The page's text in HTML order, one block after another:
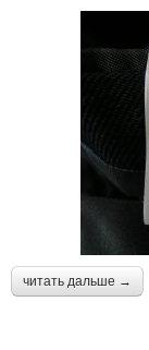
читать дальше →